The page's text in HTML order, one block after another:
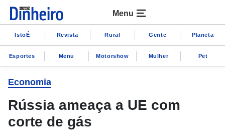
Menu
IstoÉ Revista Rural Gente Planeta
Esportes Menu Motorshow Mulher Pet
Economia
Rússia ameaça a UE com
corte de gás